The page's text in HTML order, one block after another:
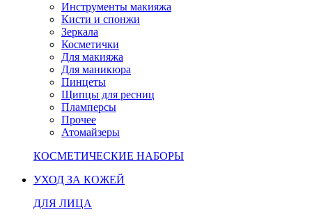
Инструменты макияжа
Кисти и спонжи
Зеркала
Косметички
Для макияжа
Для маникюра
Пинцеты
Щипцы для ресниц
Пламперсы
Прочее
Атомайзеры
КОСМЕТИЧЕСКИЕ НАБОРЫ
УХОД ЗА КОЖЕЙ
ДЛЯ ЛИЦА